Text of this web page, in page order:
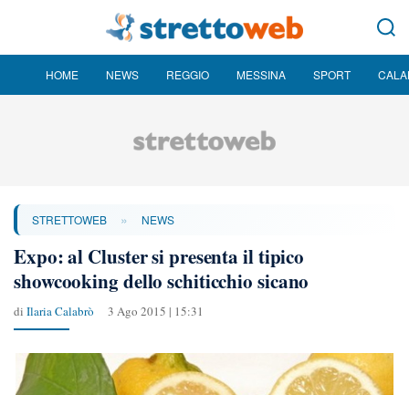
HOME NEWS REGGIO MESSINA SPORT
STRETTOWEB » NEWS
Expo: al Cluster si presenta il tipico
showcooking dello schiticchio sicano
di Ilaria Calabrò 3 Ago 2015 | 15:31